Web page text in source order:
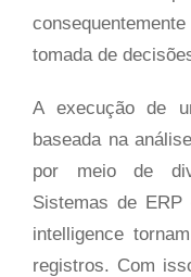
tomada de
A execução de
baseada na
por meio de
Sistemas de
intelligence
registros. Com